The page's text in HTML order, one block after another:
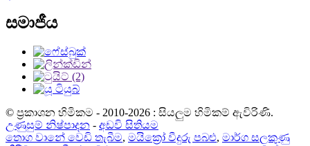
සමාජීය
© ප්‍රකාශන හිමිකම - 2010-2026 : සියලුම හිමිකම් ඇවිරිණි.
උණුසුම් නිෂ්පාදන - අඩවි සිතියම
තොග වානේ වෙඩි තැබීම, මයික්‍රෝ වීදුරු පබළු, මාර්ග සලකුණු